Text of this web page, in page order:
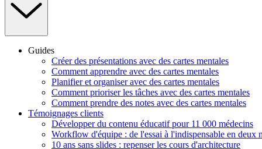
Guides
Créer des présentations avec des cartes mentales
Comment apprendre avec des cartes mentales
Planifier et organiser avec des cartes mentales
Comment prioriser les tâches avec des cartes mentales
Comment prendre des notes avec des cartes mentales
Témoignages clients
Développer du contenu éducatif pour 11 000 médecins
Workflow d'équipe : de l'essai à l'indispensable en deux
10 ans sans slides : repenser les cours d'architecture